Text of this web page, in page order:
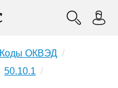
Коды ОКВЭД
50.10.1